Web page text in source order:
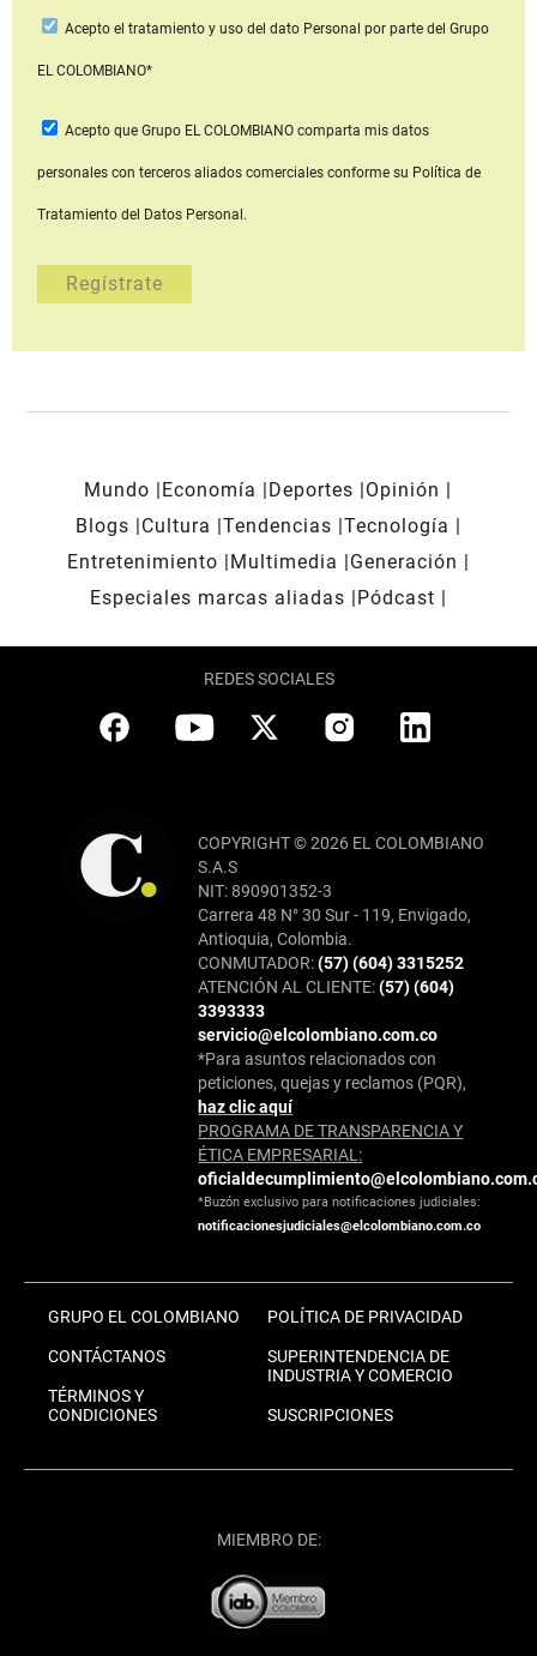
Acepto el tratamiento y uso del dato Personal por parte del Grupo
EL COLOMBIANO*
Acepto que Grupo EL COLOMBIANOcomparta mis datos
personales con terceros aliados comerciales conforme su Política de
Tratamiento del Datos Personal.
Mundo Economía Deportes
Opinión
Blogs
Cultura Tendencias Tecnología
Entretenimiento
Multimedia
Generación
Especiales marcas aliadas
Pódcast
REDES SOCIALES
COPYRIGHT © 2026 EL COLOMBIANO
S.A.S
NIT: 890901352-3
Carrera 48 N° 30 Sur - 119, Envigado,
Antioquia, Colombia.
CONMUTADOR:(57) (604) 3315252
ATENCIÓN AL CLIENTE:(57) (604)
3393333
servicio@elcolombiano.com.co
*Para asuntos relacionados con
peticiones, quejas y reclamos (PQR),
haz clic aquí
PROGRAMA DE TRANSPARENCIA Y
ÉTICA EMPRESARIAL:
*Buzón exclusivo para notificaciones judiciales:
notificacionesjudiciales@elcolombiano.com.co
GRUPO EL COLOMBIANO
CONTÁCTANOS
TÉRMINOS Y
CONDICIONES
POLÍTICA DE PRIVACIDAD
SUPERINTENDENCIA DE
INDUSTRIA Y COMERCIO
SUSCRIPCIONES
MIEMBRO DE: